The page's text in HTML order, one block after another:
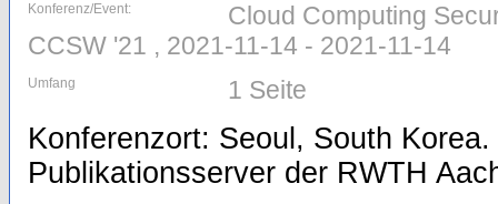
Konferenz/Event:
Cloud Computing
CCSW '21 , 2021-11-14 - 2021-11-14
Umfang 1 Seite
Konferenzort: Seoul, South
Publikationsserver der RWTH